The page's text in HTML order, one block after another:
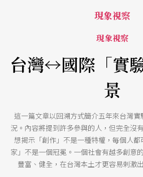
現象視察
現象視察
台灣↔國際「實
景
這一篇文章以回溯方式簡介五年來台灣
況。內容將提到許多參與的人，但完全沒
想揭示「創作」不是一種特權，毎個人
家」不是一個冠冕。一個社會有越多創意
豐富、健全，在台灣本土才更容易剌激